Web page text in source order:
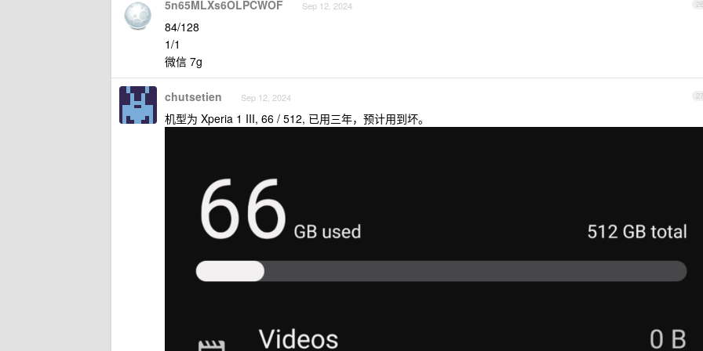
26
5n65MLXs6OLPCWOF Sep 12, 2024
84/128
1/1
微信 7g
27
chutsetien Sep 12, 2024
机型为 Xperia 1 III, 66 / 512, 已用三年，预计用到坏。